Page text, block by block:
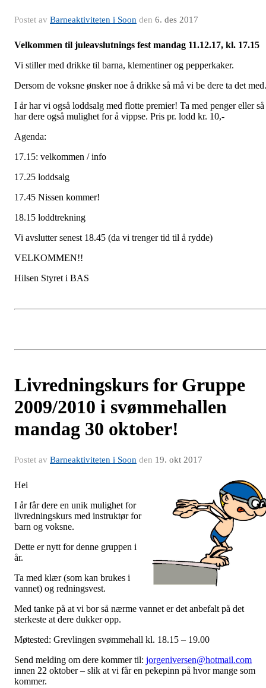
Postet av Barneaktiviteten i Soon den 6. des 2017
Velkommen til juleavslutnings fest mandag 11.12.17, kl. 17.15
Vi stiller med drikke til barna, klementiner og pepperkaker.
Dersom de voksne ønsker noe å drikke så må vi be dere ta det med.
I år har vi også loddsalg med flotte premier! Ta med penger eller så
har dere også mulighet for å vippse. Pris pr. lodd kr. 10,-
Agenda:
17.15: velkommen / info
17.25 loddsalg
17.45 Nissen kommer!
18.15 loddtrekning
Vi avslutter senest 18.45 (da vi trenger tid til å rydde)
VELKOMMEN!!
Hilsen Styret i BAS
Livredningskurs for Gruppe
2009/2010 i svømmehallen
mandag 30 oktober!
Postet av Barneaktiviteten i Soon den 19. okt 2017
Hei
I år får dere en unik mulighet for
livredningskurs med instruktør for
barn og voksne.
Dette er nytt for denne gruppen i
år.
Ta med klær (som kan brukes i
vannet) og redningsvest.
Med tanke på at vi bor så nærme vannet er det anbefalt på det
sterkeste at dere dukker opp.
Møtested: Grevlingen svømmehall kl. 18.15 – 19.00
Send melding om dere kommer til: jorgeniversen@hotmail.com
innen 22 oktober – slik at vi får en pekepinn på hvor mange som
kommer.